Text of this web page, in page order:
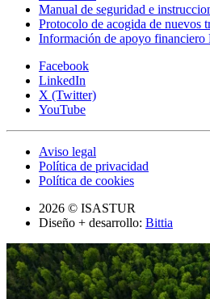
Manual de seguridad e
Protocolo de acogida de nuevos
Información de apoyo financiero
Facebook
LinkedIn
X (Twitter)
YouTube
Aviso legal
Política de privacidad
Política de cookies
2026 © ISASTUR
Diseño + desarrollo: Bittia